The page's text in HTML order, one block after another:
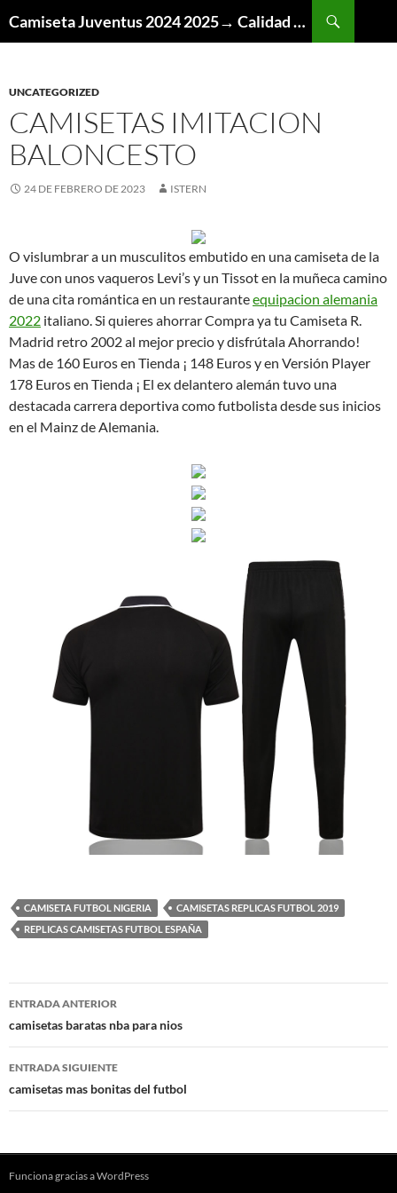
Camiseta Juventus 2024 2025→ Calidad Thai AAA
UNCATEGORIZED
CAMISETAS IMITACION
BALONCESTO
24 DE FEBRERO DE 2023 ISTERN
O vislumbrar a un musculitos embutido en una camiseta de la
Juve con unos vaqueros Levi’s y un Tissot en la muñeca camino
de una cita romántica en un restauranteequipacion alemania
2022 italiano. Si quieres ahorrar Compra ya tu Camiseta R.
Madrid retro 2002 al mejor precio y disfrútala Ahorrando!
Mas de 160 Euros en Tienda ¡ 148 Euros y en Versión Player
178 Euros en Tienda ¡ El ex delantero alemán tuvo una
destacada carrera deportiva como futbolista desde sus inicios
en el Mainz de Alemania.
CAMISETA FUTBOL NIGERIA
CAMISETAS REPLICAS FUTBOL 2019
REPLICAS CAMISETAS FUTBOL ESPAÑA
Navegación
de
entradas
ENTRADA ANTERIOR
camisetas baratas nba para nios
ENTRADA SIGUIENTE
camisetas mas bonitas del futbol
Funciona gracias a WordPress